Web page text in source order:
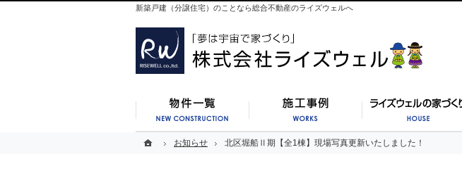
ホームお知らせ 北区堀船Ⅱ期【全1棟】現場写真更新いたしました！
新築戸建（分譲住宅）のことなら総合不動産のライズウェルへ
ホームお知らせ 北区堀船Ⅱ期【全1棟】現場写真更新いたしました！